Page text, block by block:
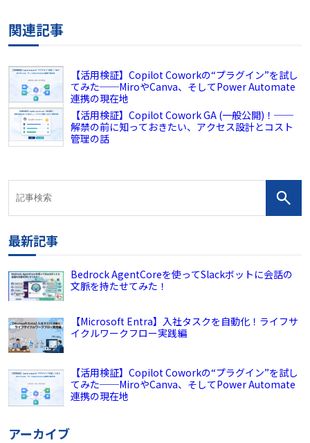
関連記事
【活用検証】Copilot Coworkの“プラグイン”を試し
てみた──MiroやCanva、そしてPower Automate
連携の現在地
【活用検証】Copilot Cowork GA (一般公開)！──
解禁の前に知っておきたい、アクセス設計とコスト
管理の話
最新記事
Bedrock AgentCoreを使ってSlackボットに会話の
文脈を持たせてみた！
【Microsoft Entra】入社タスクを自動化！ライフサ
イクルワークフロー実践編
【活用検証】Copilot Coworkの“プラグイン”を試し
てみた──MiroやCanva、そしてPower Automate
連携の現在地
アーカイブ